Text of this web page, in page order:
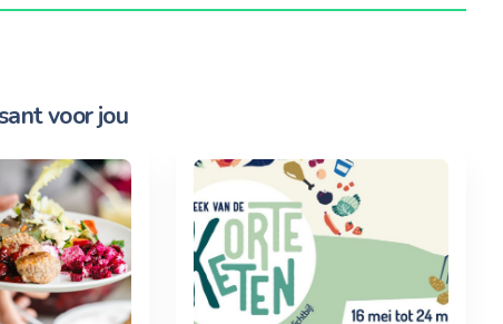
voor jou